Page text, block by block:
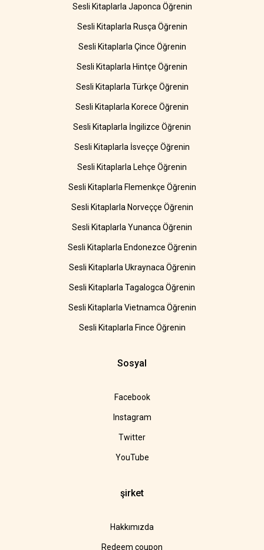
Sesli Kitaplarla Japonca Öğrenin
Sesli Kitaplarla Rusça Öğrenin
Sesli Kitaplarla Çince Öğrenin
Sesli Kitaplarla Hintçe Öğrenin
Sesli Kitaplarla Türkçe Öğrenin
Sesli Kitaplarla Korece Öğrenin
Sesli Kitaplarla İngilizce Öğrenin
Sesli Kitaplarla İsveççe Öğrenin
Sesli Kitaplarla Lehçe Öğrenin
Sesli Kitaplarla Flemenkçe Öğrenin
Sesli Kitaplarla Norveççe Öğrenin
Sesli Kitaplarla Yunanca Öğrenin
Sesli Kitaplarla Endonezce Öğrenin
Sesli Kitaplarla Ukraynaca Öğrenin
Sesli Kitaplarla Tagalogca Öğrenin
Sesli Kitaplarla Vietnamca Öğrenin
Sesli Kitaplarla Fince Öğrenin
Sosyal
Facebook
Instagram
Twitter
YouTube
şirket
Hakkımızda
Redeem coupon